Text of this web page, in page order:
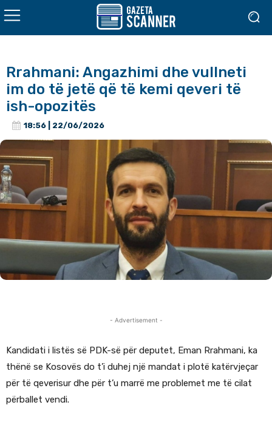
Rrahmani: Angazhimi dhe vullneti
im do të jetë që të kemi qeveri të
ish-opozitës
18:56 | 22/06/2026
- Advertisement -
Kandidati i listës së PDK-së për deputet, Eman Rrahmani, ka
thënë se Kosovës do t’i duhej një mandat i plotë katërvjeçar
për të qeverisur dhe për t’u marrë me problemet me të cilat
përballet vendi.